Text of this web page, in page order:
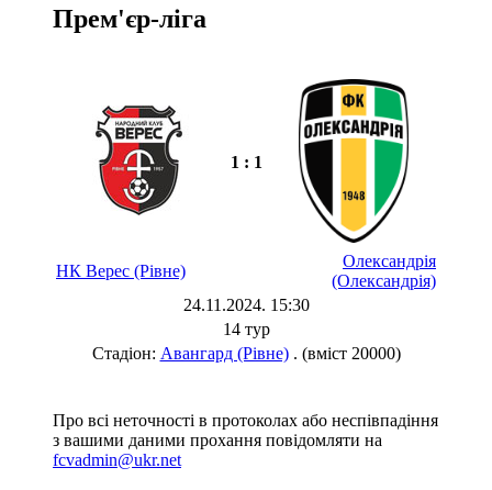
Прем'єр-ліга
1 : 1
НК Верес (Рівне)
Олександрія
(Олександрія)
24.11.2024. 15:30
14 тур
Стадіон: Авангард (Рівне). (вміст 20000)
Про всі неточності в протоколах або неспівпадіння
з вашими даними прохання повідомляти на
fcvadmin@ukr.net